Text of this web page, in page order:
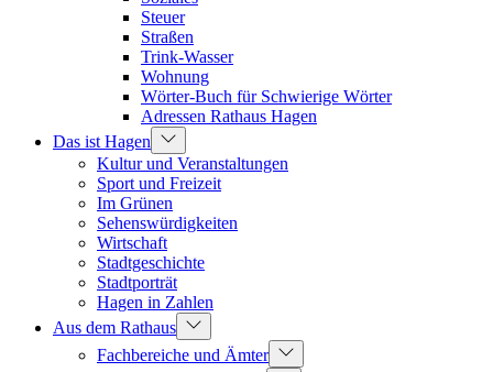
Steuer
Straßen
Trink-Wasser
Wohnung
Wörter-Buch für Schwierige Wörter
Adressen Rathaus Hagen
Das ist Hagen
Kultur und Veranstaltungen
Sport und Freizeit
Im Grünen
Sehenswürdigkeiten
Wirtschaft
Stadtgeschichte
Stadtporträt
Hagen in Zahlen
Aus dem Rathaus
Fachbereiche und Ämter